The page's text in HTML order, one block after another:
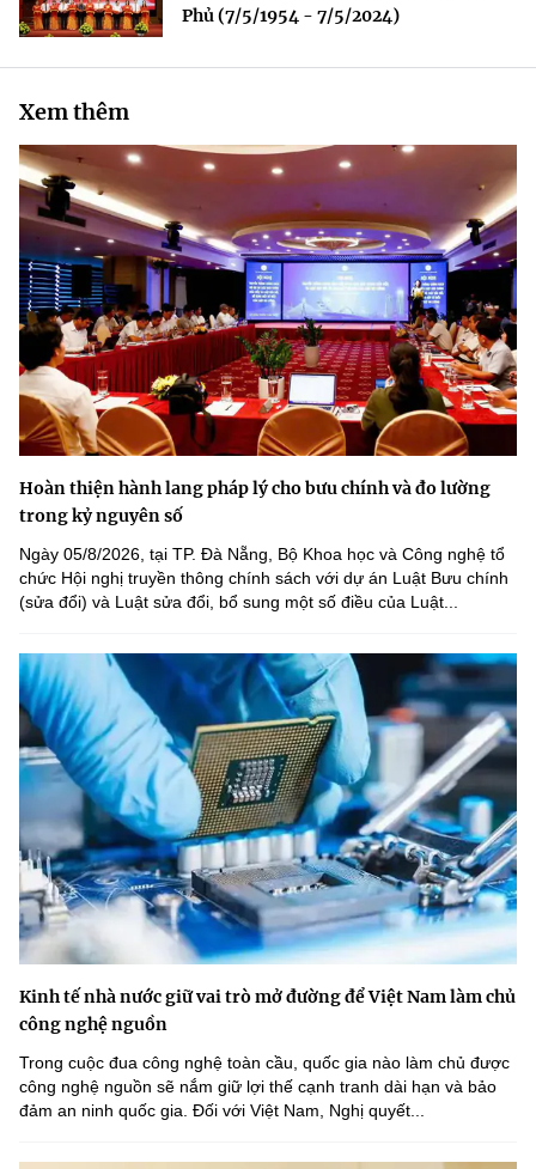
Phủ (7/5/1954 - 7/5/2024)
Xem thêm
Hoàn thiện hành lang pháp lý cho bưu chính và đo lường
trong kỷ nguyên số
Ngày 05/8/2026, tại TP. Đà Nẵng, Bộ Khoa học và Công nghệ tổ
chức Hội nghị truyền thông chính sách với dự án Luật Bưu chính
(sửa đổi) và Luật sửa đổi, bổ sung một số điều của Luật...
Kinh tế nhà nước giữ vai trò mở đường để Việt Nam làm chủ
công nghệ nguồn
Trong cuộc đua công nghệ toàn cầu, quốc gia nào làm chủ được
công nghệ nguồn sẽ nắm giữ lợi thế cạnh tranh dài hạn và bảo
đảm an ninh quốc gia. Đối với Việt Nam, Nghị quyết...